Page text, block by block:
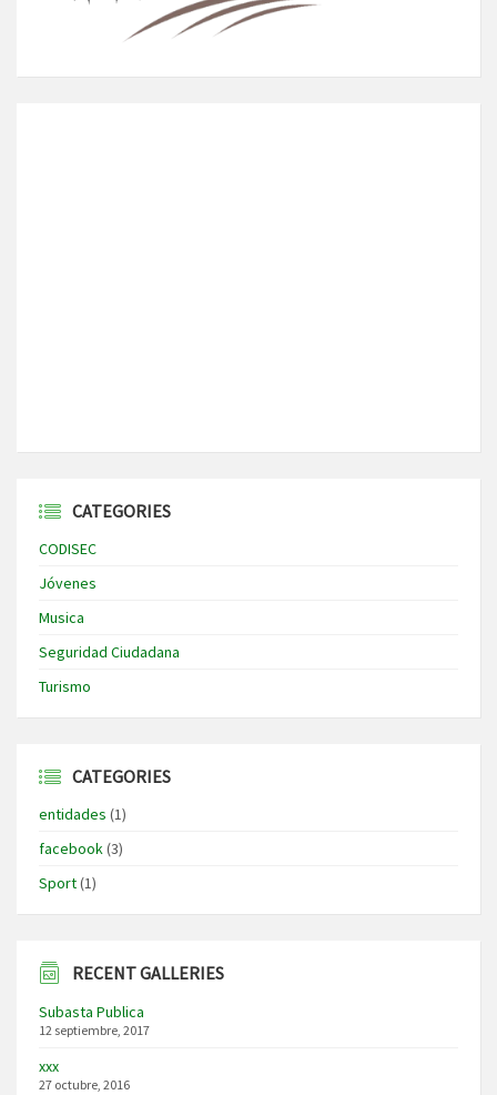
CATEGORIES
CODISEC
Jóvenes
Musica
Seguridad Ciudadana
Turismo
CATEGORIES
entidades (1)
facebook(3)
Sport(1)
RECENT GALLERIES
Subasta Publica
12 septiembre, 2017
xxx
27 octubre, 2016